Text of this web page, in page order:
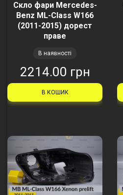
Скло фари Mercedes-
Benz ML-Class W166
(2011-2015) дорест
праве
В наявності
2214.00 грн
В КОШИК